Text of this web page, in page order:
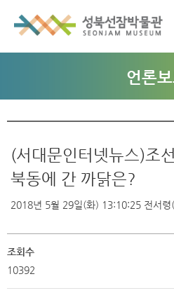
언론
(서대문인터넷뉴스)조
북동에 간 까닭은?
2018년 5월 29일(화) 13:10:25 전서령
조회수
10392